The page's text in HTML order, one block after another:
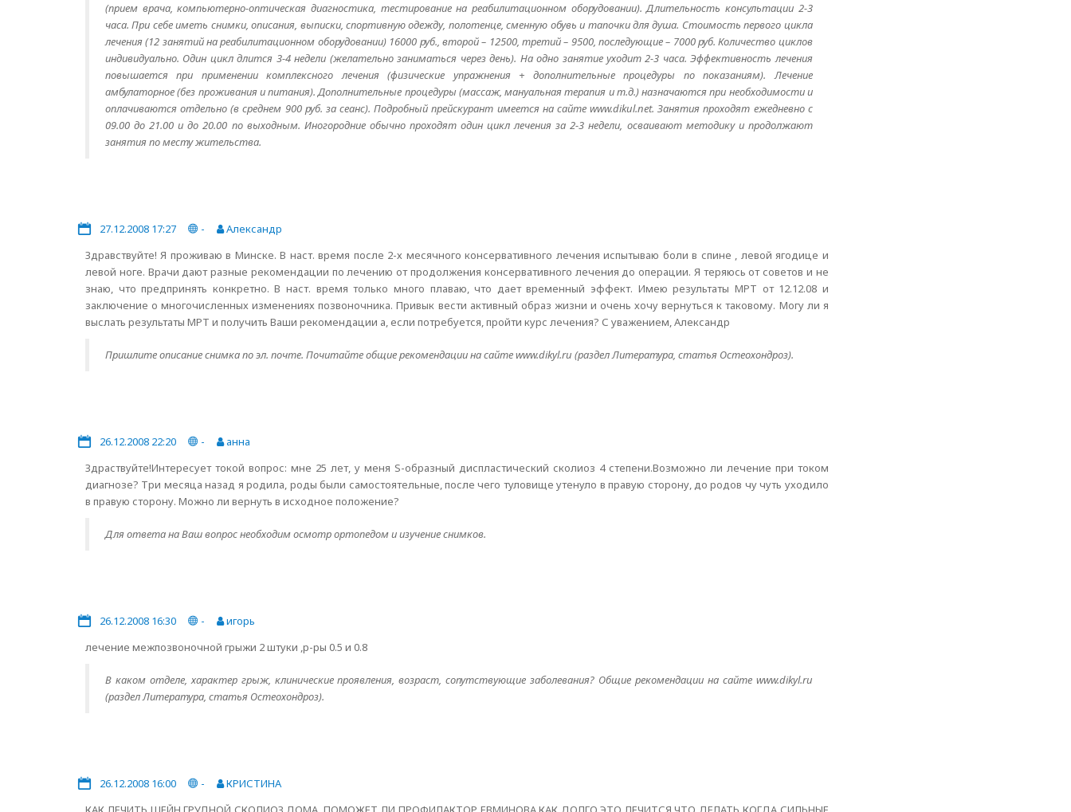
(прием врача, компьютерно-оптическая диагностика, тестирование на реабилитационном оборудовании). Длительность консультации 2-3
часа. При себе иметь снимки, описания, выписки, спортивную одежду, полотенце, сменную обувь и тапочки для душа. Стоимость первого цикла
лечения (12 занятий на реабилитационном оборудовании) 16000 руб., второй – 12500, третий – 9500, последующие – 7000 руб. Количество циклов
индивидуально. Один цикл длится 3-4 недели (желательно заниматься через день). На одно занятие уходит 2-3 часа. Эффективность лечения
повышается при применении комплексного лечения (физические упражнения + дополнительные процедуры по показаниям). Лечение
амбулаторное (без проживания и питания). Дополнительные процедуры (массаж, мануальная терапия и т.д.) назначаются при необходимости и
оплачиваются отдельно (в среднем 900 руб. за сеанс). Подробный прейскурант имеется на сайте www.dikul.net. Занятия проходят ежедневно с
09.00 до 21.00 и до 20.00 по выходным. Иногородние обычно проходят один цикл лечения за 2-3 недели, осваивают методику и продолжают
занятия по месту жительства.
27.12.2008 17:27 -
Александр
Здравствуйте! Я проживаю в Минске. В наст. время после 2-х месячного консервативного лечения испытываю боли в спине , левой ягодице и
левой ноге. Врачи дают разные рекомендации по лечению от продолжения консервативного лечения до операции. Я теряюсь от советов и не
знаю, что предпринять конкретно. В наст. время только много плаваю, что дает временный эффект. Имею результаты МРТ от 12.12.08 и
заключение о многочисленных изменениях позвоночника. Привык вести активный образ жизни и очень хочу вернуться к таковому. Могу ли я
выслать результаты МРТ и получить Ваши рекомендации а, если потребуется, пройти курс лечения? С уважением, Александр
Пришлите описание снимка по эл. почте. Почитайте общие рекомендации на сайте www.dikyl.ru (раздел Литература, статья Остеохондроз).
26.12.2008 22:20 -
анна
Здраствуйте!Интересует токой вопрос: мне 25 лет, у меня S-образный диспластический сколиоз 4 степени.Возможно ли лечение при током
диагнозе? Три месяца назад я родила, роды были самостоятельные, после чего туловище утенуло в правую сторону, до родов чу чуть уходило
в правую сторону. Можно ли вернуть в исходное положение?
Для ответа на Ваш вопрос необходим осмотр ортопедом и изучение снимков.
26.12.2008 16:30 -
игорь
лечение межпозвоночной грыжи 2 штуки ,р-ры 0.5 и 0.8
В каком отделе, характер грыж, клинические проявления, возраст, сопутствующие заболевания? Общие рекомендации на сайте www.dikyl.ru
(раздел Литература, статья Остеохондроз).
26.12.2008 16:00 -
КРИСТИНА